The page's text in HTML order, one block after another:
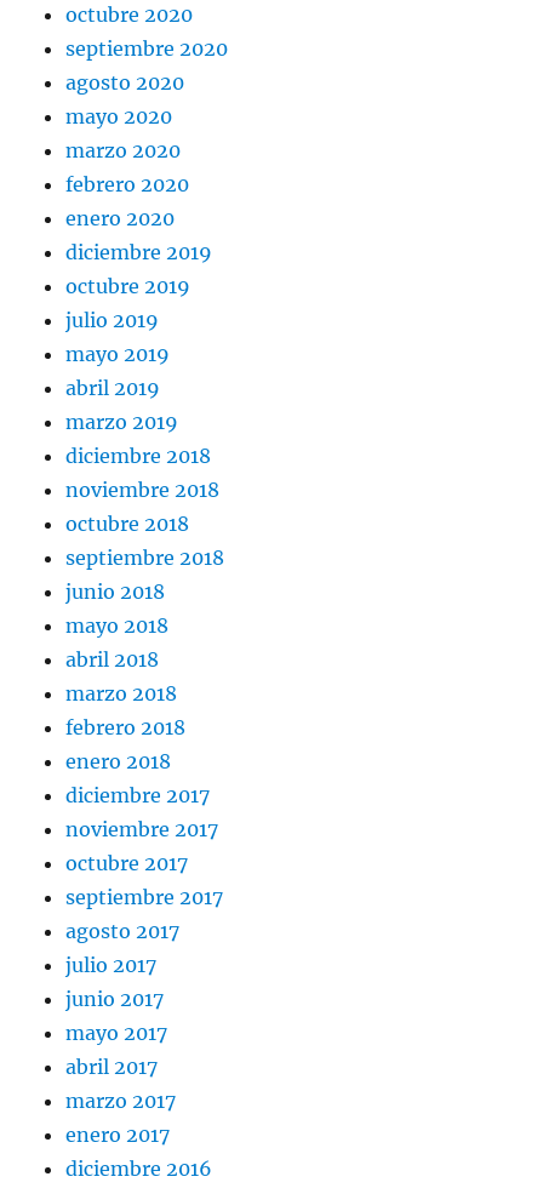
octubre 2020
septiembre 2020
agosto 2020
mayo 2020
marzo 2020
febrero 2020
enero 2020
diciembre 2019
octubre 2019
julio 2019
mayo 2019
abril 2019
marzo 2019
diciembre 2018
noviembre 2018
octubre 2018
septiembre 2018
junio 2018
mayo 2018
abril 2018
marzo 2018
febrero 2018
enero 2018
diciembre 2017
noviembre 2017
octubre 2017
septiembre 2017
agosto 2017
julio 2017
junio 2017
mayo 2017
abril 2017
marzo 2017
enero 2017
diciembre 2016